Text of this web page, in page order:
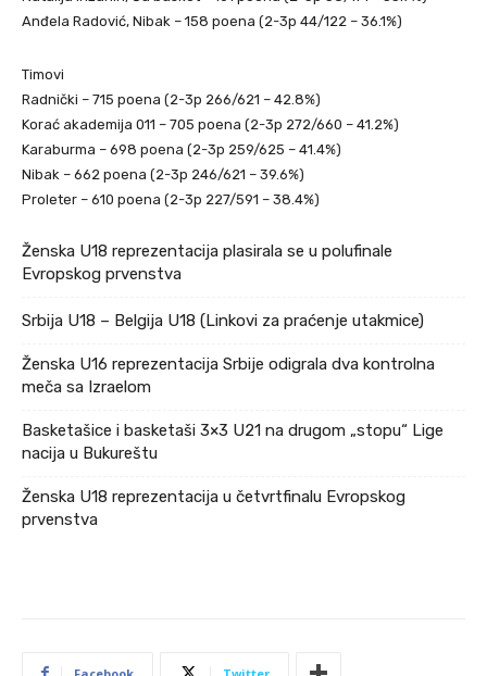
Anđela Radović, Nibak – 158 poena (2-3p 44/122 – 36.1%)
Timovi
Radnički – 715 poena (2-3p 266/621 – 42.8%)
Korać akademija 011 – 705 poena (2-3p 272/660 – 41.2%)
Karaburma – 698 poena (2-3p 259/625 – 41.4%)
Nibak – 662 poena (2-3p 246/621 – 39.6%)
Proleter – 610 poena (2-3p 227/591 – 38.4%)
Ženska U18 reprezentacija plasirala se u polufinale
Evropskog prvenstva
Srbija U18 – Belgija U18 (Linkovi za praćenje utakmice)
Ženska U16 reprezentacija Srbije odigrala dva kontrolna
meča sa Izraelom
Basketašice i basketaši 3×3 U21 na drugom „stopu“ Lige
nacija u Bukureštu
Ženska U18 reprezentacija u četvrtfinalu Evropskog
prvenstva